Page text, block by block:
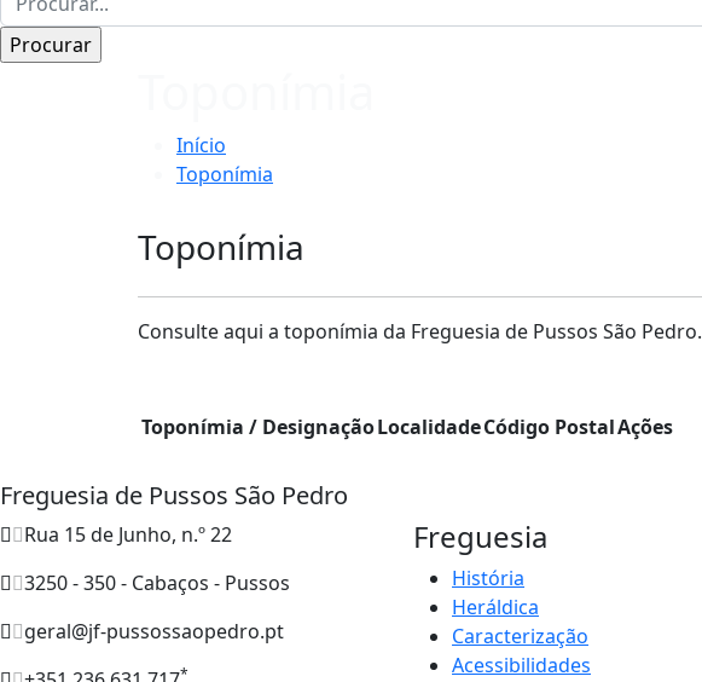
Início
Toponímia
Toponímia
Consulte aqui a toponímia da Freguesia de Pussos São Pedro.
Toponímia / DesignaçãoLocalidadeCódigo PostalAções
Freguesia de Pussos São Pedro
Rua 15 de Junho, n.º 22
3250 - 350 - Cabaços - Pussos
geral@jf-pussossaopedro.pt
*
Freguesia
História
Heráldica
Caracterização
Acessibilidades